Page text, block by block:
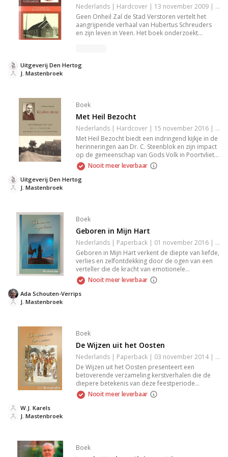
Nederlands | Hardcover | 13 november 2009 | 144 pagina's | 9789033122538
Geen Onheil Zal de Stad Verstoren vertelt het
aangrijpende verhaal van Hubertus Schreuders
en zijn leven in Veen. Het boek onderzoekt
weergave van de menselijke ervaring die je raakt
J. Mastenbroek
Uitgeverij Den Hertog
Boek
Met Heil Bezocht
Nederlands | Hardcover | 15 november 2016 | 176 pagina's | 9789033124990
Met Heil Bezocht biedt een indringend kijkje in de
herinneringen aan Dr. C. Steenblok en zijn impact
op de gemeenschap van Gods Volk in Poortvliet.
Dit boek verkent diepgaande thema's van geloof,
verbondenheid en geschiedenis, waardoor je een
unieke kijk krijgt op de spirituele reis en de erfenis
Nooit meer leverbaar
J. Mastenbroek
Uitgeverij Den Hertog
Boek
Geboren in Mijn Hart
Nederlands | Paperback | 01 november 2016 | 80 pagina's | 9789055518890
Geboren in Mijn Hart verkent de diepte van liefde,
verlies en zelfontdekking door de ogen van een
verteller die de kracht van emotionele
herinneringen onder ogen komt. Dit aangrijpende
verhaal belicht de reis naar herstel en de impact
van verbondenheid, waardoor je wordt
Nooit meer leverbaar
J. Mastenbroek
Ada Schouten-Verrips
Boek
De Wijzen uit het Oosten
Nederlands | Paperback | 03 november 2014 | 80 pagina's | 9789055517855
De Wijzen uit het Oosten presenteert een
betoverende verzameling kerstverhalen die de
diepere betekenis van deze feestperiode
verkennen. Laat je meeslepen door inspirerende
verhalen vol wijsheid, hoop en liefde. Dit boek
Nooit meer leverbaar
J. Mastenbroek
W.J. Karels
Boek